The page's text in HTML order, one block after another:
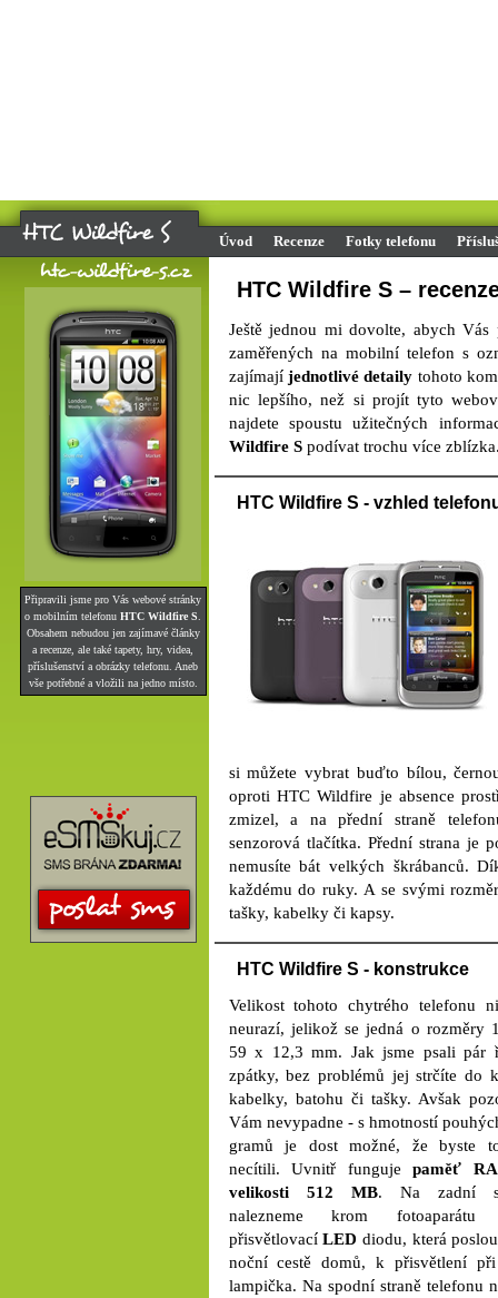
Připravili jsme pro Vás webové stránky
o mobilním telefonu HTC Wildfire S
Obsahem nebudou jen zajímavé články
a recenze, ale také tapety, hry, videa,
příslušenství a obrázky telefonu. Aneb
vše potřebné a vložili na jedno místo.
Úvod Recenze Fotky telefonu
HTC Wildfire S –
Ještě jednou mi dovolte, abych
zaměřených na mobilní telefon s
zajímají jednotlivé detaily tohoto
nic lepšího, než si projít tyto
najdete spoustu užitečných
Wildfire S podívat trochu více
HTC Wildfire S - vzhled
si můžete vybrat buďto bílou,
oproti HTC Wildfire je absence
zmizel, a na přední straně
senzorová tlačítka. Přední strana je
nemusíte bát velkých škrábanců.
každému do ruky. A se svými
tašky, kabelky či kapsy.
HTC Wildfire S - konstrukce
Velikost tohoto chytrého telefonu
neurazí, jelikož se jedná o rozměry
59 x 12,3 mm. Jak jsme psali pár
zpátky, bez problémů jej strčíte do
kabelky, batohu či tašky. Avšak
Vám nevypadne - s hmotností
gramů je dost možné, že byste
necítili. Uvnitř fungujepaměť
velikosti 512 MB. Na zadní
nalezneme krom fotoaparátu
přisvětlovacíLED diodu, která
noční cestě domů, k přisvětlení
lampička. Na spodní straně telefonu